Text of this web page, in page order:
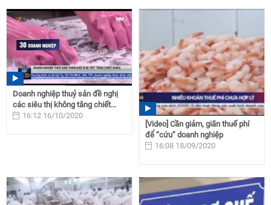
Doanh nghiệp thuỷ sản đề nghị
các siêu thị không tăng chiết...
16:12 16/10/2020
[Video] Cần giảm, giãn thuế phí
để “cứu” doanh nghiệp
16:08 18/09/2020